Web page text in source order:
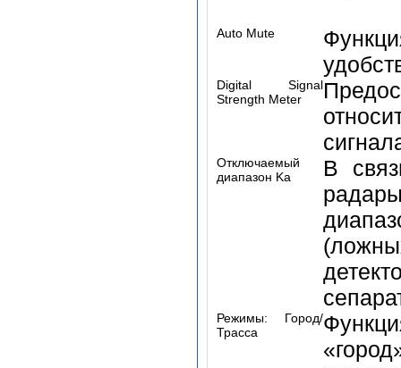
Auto Mute
Digital Signal
Strength Meter
Отключаемый
диапазон Ka
В
Режимы: Город/
Трасса